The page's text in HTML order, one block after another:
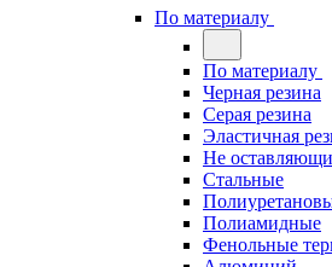
По материалу
По материалу
Черная резина
Серая резина
Эластичная
Не
Стальные
Полиамидные
Фенольные